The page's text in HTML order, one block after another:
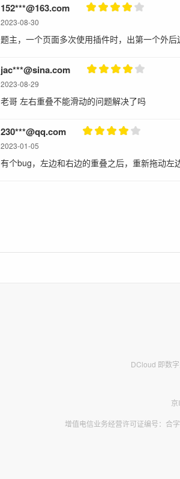
152***@163.com
2023-08-30
题主，一个页面多次使用插件时，出第一个外
jac***@sina.com
2023-08-29
老哥 左右重叠不能滑动的问题解决了吗
230***@qq.com
2023-01-05
有个bug，左边和右边的重叠之后，重新拖动
DCloud 即数
增值电信业务经营许可证编号：合